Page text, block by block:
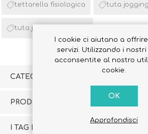
tettarella fisiologica tuta
tuta jogging maschio
CATEGORIE
PRODUTTORI
I TAG PIÙ POPOLARI
I cookie ci aiutano a
servizi. Utilizzando i nostri
acconsentite al nostro
cookie.
OK
Approfondisci